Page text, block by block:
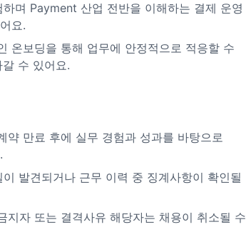
며 Payment 산업 전반을 이해하는 결제 운영
요.
온보딩을 통해 업무에 안정적으로 적응할 수
수 있어요.
약 만료 후에 실무 경험과 성과를 바탕으로
발견되거나 근무 이력 중 징계사항이 확인될
지자 또는 결격사유 해당자는 채용이 취소될 수